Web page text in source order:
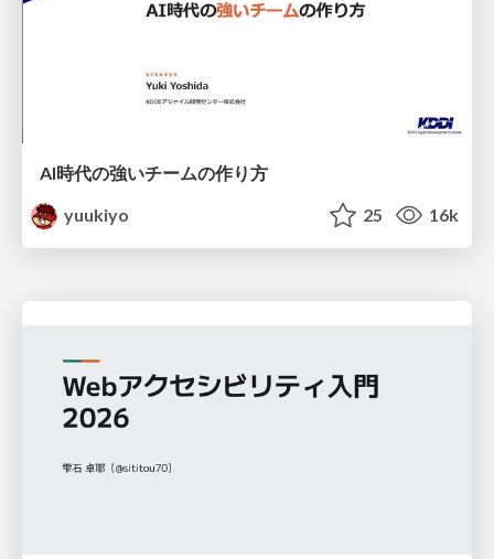
AI時代の強いチームの作り方
yuukiyo
25 16k